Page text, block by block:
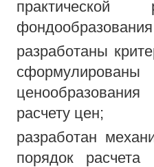
практической
разработаны
расчету цен;
разработан
порядок